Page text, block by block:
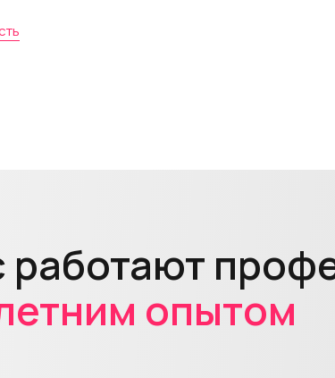
работают
опытом